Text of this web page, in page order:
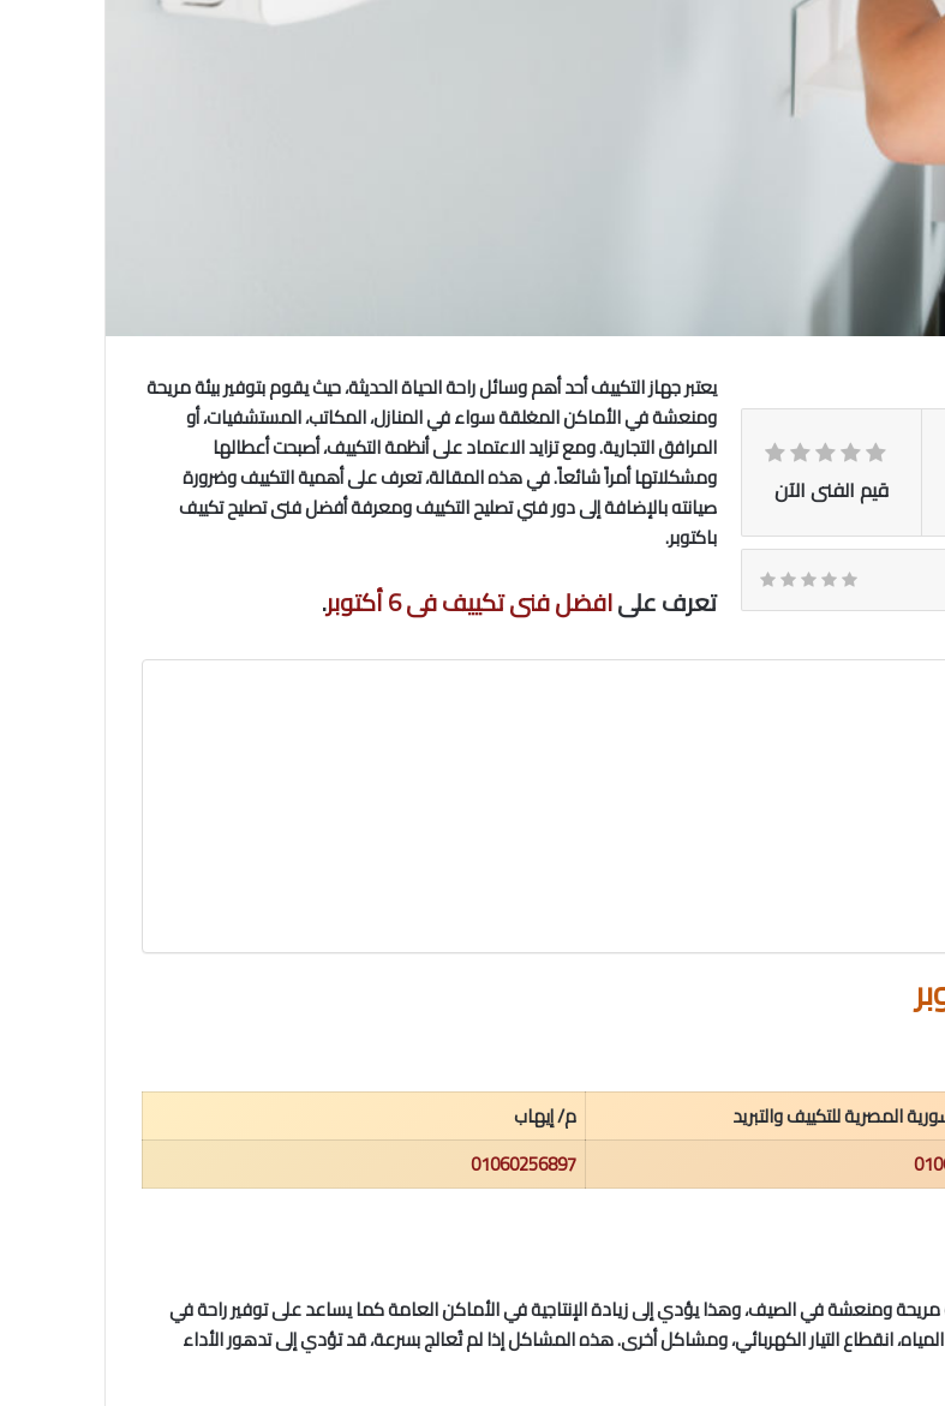
قيم الفنى الآن
يعتبر جهاز التكييف أحد أهم وسائل راحة الحياة الحديثة، حيث يقوم بتوفير بيئة مريحة
ومنعشة في الأماكن المغلقة سواء في المنازل، المكاتب، المستشفيات، أو
المرافق التجارية. ومع تزايد الاعتماد على أنظمة التكييف، أصبحت أعطالها
ومشكلاتها أمراً شائعاً. في هذه المقالة، تعرف على أهمية التكييف وضرورة
صيانته بالإضافة إلى دور فني تصليح التكييف ومعرفة أفضل فنى تصليح تكييف
باكتوبر.
تعرف علىافضل فنى تكييف فى 6 أكتوبر .
المصرية للتكييف والتبريد
م/ إيهاب
01060256897
مريحة ومنعشة في الصيف، وهذا يؤدي إلى زيادة الإنتاجية في الأماكن العامة كما يساعد على توفير راحة في
انقطاع التيار الكهربائي، ومشاكل أخرى. هذه المشاكل إذا لم تُعالج بسرعة، قد تؤدي إلى تدهور الأداء